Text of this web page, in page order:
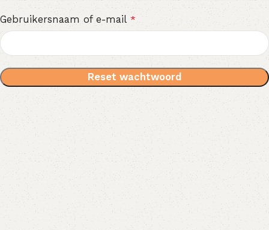
Gebruikersnaam of e-mail*
Reset wachtwoord